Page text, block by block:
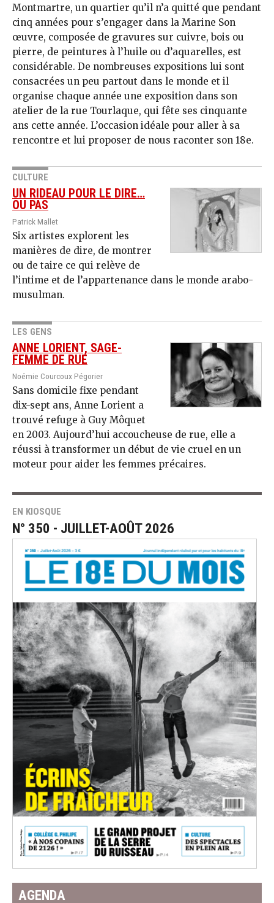
Montmartre, un quartier qu’il n’a quitté que pendant
cinq années pour s’engager dans la Marine Son
œuvre, composée de gravures sur cuivre, bois ou
pierre, de peintures à l’huile ou d’aquarelles, est
considérable. De nombreuses expositions lui sont
consacrées un peu partout dans le monde et il
organise chaque année une exposition dans son
atelier de la rue Tourlaque, qui fête ses cinquante
ans cette année. L’occasion idéale pour aller à sa
rencontre et lui proposer de nous raconter son 18e.
CULTURE
UN RIDEAU POUR LE DIRE…
OU PAS
Patrick Mallet
Six artistes explorent les
manières de dire, de montrer
ou de taire ce qui relève de
l’intime et de l’appartenance dans le monde arabo-
musulman.
LES GENS
ANNE LORIENT, SAGE-
FEMME DE RUE
Noémie Courcoux Pégorier
Sans domicile fixe pendant
dix-sept ans, Anne Lorient a
trouvé refuge à Guy Môquet
en 2003. Aujourd’hui accoucheuse de rue, elle a
réussi à transformer un début de vie cruel en un
moteur pour aider les femmes précaires.
EN KIOSQUE
N° 350 - JUILLET-AOÛT 2026
AGENDA